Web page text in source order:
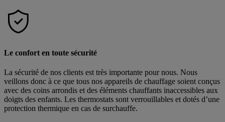
Le confort en toute sécurité
La sécurité de nos clients est très importante pour nous. Nous
veillons donc à ce que tous nos appareils de chauffage soient conçus
avec des coins arrondis et des éléments chauffants inaccessibles aux
doigts des enfants. Les thermostats sont verrouillables et dotés d’une
protection thermique en cas de surchauffe.